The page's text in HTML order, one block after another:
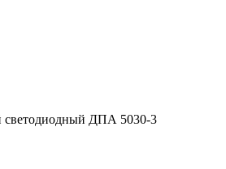
светодиодный ДПА 5030-3